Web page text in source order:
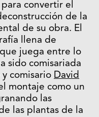
convertir el
de la
de su obra. El
llena de
juega entre lo
sido comisariada
comisario David
montaje como un
las
las plantas de la